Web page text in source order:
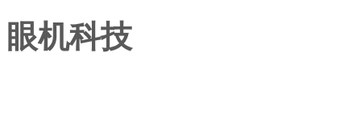
眼机科技